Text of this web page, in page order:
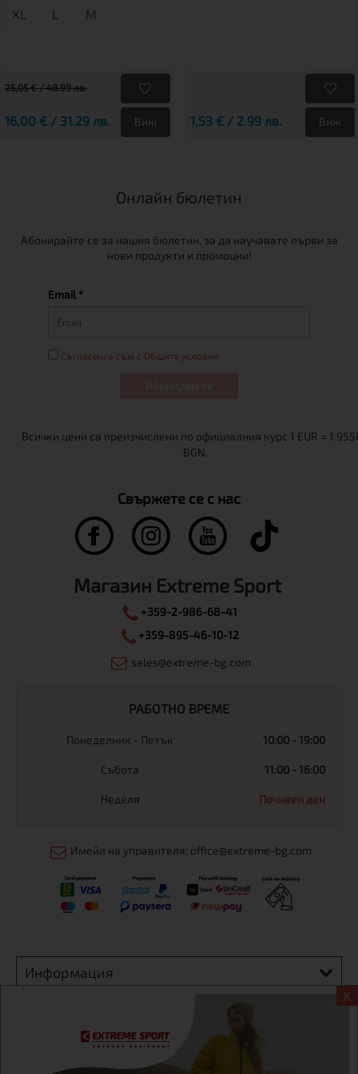
X
XL L М
25,05 € / 48.99 лв.
16,00 € / 31.29 лв. Виж 1,53 € / 2.99 лв. Виж
Онлайн бюлетин
Абонирайте се за нашия бюлетин, за да научавате първи за
нови продукти и промоции!
Email *
Съгласен/а съм с Общите условия
Свържете се с нас
Магазин Extreme Sport
+359-2-986-68-41
+359-895-46-10-12
sales@extreme-bg.com
РАБОТНО ВРЕМЕ
Понеделник - Петък 10:00 - 19:00
Събота 11:00 - 16:00
Неделя Почивен ден
Имейл на управителя: office@extreme-bg.com
Информация
гр. София, Овча купел, ул.692, №12, офис 1, магазини
гр.София,бул. Дондуков 42, тел.:+359 895461012